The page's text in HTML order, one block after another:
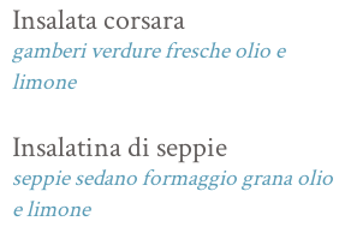
Insalata corsara
gamberi verdure fresche olio e
limone
Insalatina di seppie
seppie sedano formaggio grana olio
e limone